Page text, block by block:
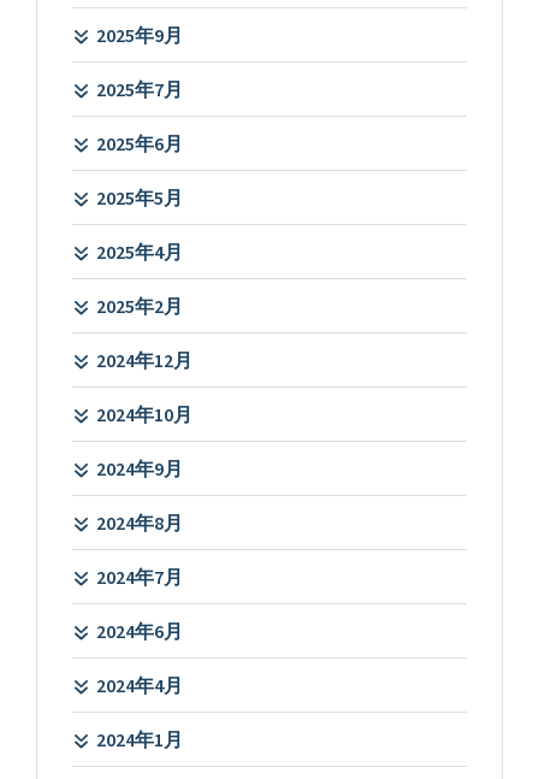
2025年9月
2025年7月
2025年6月
2025年5月
2025年4月
2025年2月
2024年12月
2024年10月
2024年9月
2024年8月
2024年7月
2024年6月
2024年4月
2024年1月